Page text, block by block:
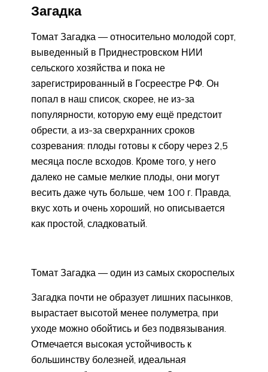
Загадка
Томат Загадка — относительно молодой сорт,
выведенный в Приднестровском НИИ
сельского хозяйства и пока не
зарегистрированный в Госреестре РФ. Он
попал в наш список, скорее, не из-за
популярности, которую ему ещё предстоит
обрести, а из-за сверхранних сроков
созревания: плоды готовы к сбору через 2,5
месяца после всходов. Кроме того, у него
далеко не самые мелкие плоды, они могут
весить даже чуть больше, чем 100 г. Правда,
вкус хоть и очень хороший, но описывается
как простой, сладковатый.
Томат Загадка — один из самых скороспелых
Загадка почти не образует лишних пасынков,
вырастает высотой менее полуметра, при
уходе можно обойтись и без подвязывания.
Отмечается высокая устойчивость к
большинству болезней, идеальная